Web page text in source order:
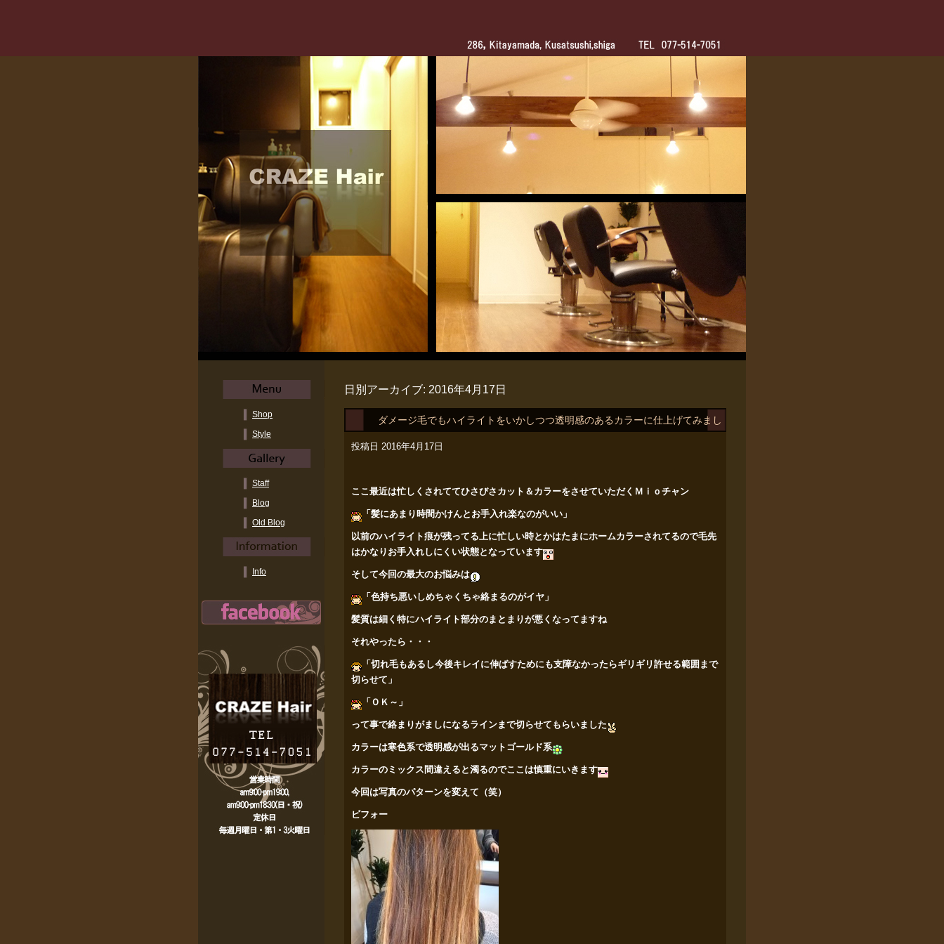
Shop
Style
Staff
Blog
Old Blog
Info
日別アーカイブ: 2016年4月17日
ダメージ毛でもハイライトをいかしつつ透明感のあるカラーに仕上げてみまし
ょう☆
投稿日 2016年4月17日
ここ最近は忙しくされててひさびさカット＆カラーをさせていただくＭｉｏチャン
「髪にあまり時間かけんとお手入れ楽なのがいい」
以前のハイライト痕が残ってる上に忙しい時とかはたまにホームカラーされてるので毛先
はかなりお手入れしにくい状態となっています
そして今回の最大のお悩みは
「色持ち悪いしめちゃくちゃ絡まるのがイヤ」
髪質は細く特にハイライト部分のまとまりが悪くなってますね
それやったら・・・
「切れ毛もあるし今後キレイに伸ばすためにも支障なかったらギリギリ許せる範囲まで
切らせて」
「ＯＫ～」
って事で絡まりがましになるラインまで切らせてもらいました
カラーは寒色系で透明感が出るマットゴールド系
カラーのミックス間違えると濁るのでここは慎重にいきます
今回は写真のパターンを変えて（笑）
ビフォー